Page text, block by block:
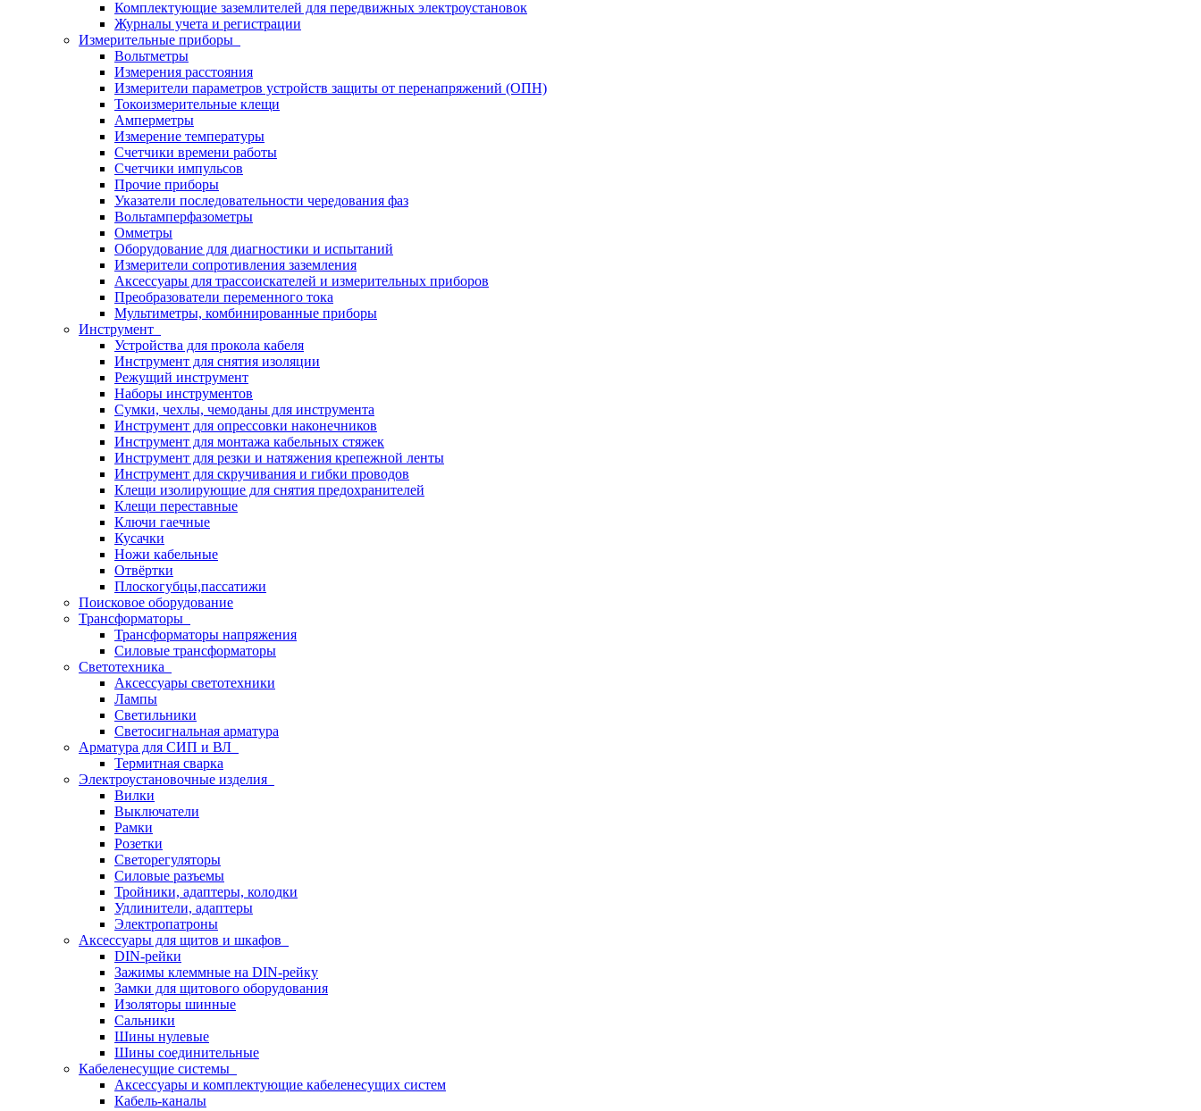
Комплектующие заземлителей для передвижных электроустановок
Журналы учета и регистрации
Измерительные приборы
Вольтметры
Измерения расстояния
Измерители параметров устройств защиты от перенапряжений (ОПН)
Токоизмерительные клещи
Амперметры
Измерение температуры
Счетчики времени работы
Счетчики импульсов
Прочие приборы
Указатели последовательности чередования фаз
Вольтамперфазометры
Омметры
Оборудование для диагностики и испытаний
Измерители сопротивления заземления
Аксессуары для трассоискателей и измерительных приборов
Преобразователи переменного тока
Мультиметры, комбинированные приборы
Инструмент
Устройства для прокола кабеля
Инструмент для снятия изоляции
Режущий инструмент
Наборы инструментов
Сумки, чехлы, чемоданы для инструмента
Инструмент для опрессовки наконечников
Инструмент для монтажа кабельных стяжек
Инструмент для резки и натяжения крепежной ленты
Инструмент для скручивания и гибки проводов
Клещи изолирующие для снятия предохранителей
Клещи переставные
Ключи гаечные
Кусачки
Ножи кабельные
Отвёртки
Плоскогубцы,пассатижи
Поисковое оборудование
Трансформаторы
Трансформаторы напряжения
Силовые трансформаторы
Светотехника
Аксессуары светотехники
Лампы
Светильники
Светосигнальная арматура
Арматура для СИП и ВЛ
Термитная сварка
Электроустановочные изделия
Вилки
Выключатели
Рамки
Розетки
Светорегуляторы
Силовые разъемы
Тройники, адаптеры, колодки
Удлинители, адаптеры
Электропатроны
Аксессуары для щитов и шкафов
DIN-рейки
Зажимы клеммные на DIN-рейку
Замки для щитового оборудования
Изоляторы шинные
Сальники
Шины нулевые
Шины соединительные
Кабеленесущие системы
Аксессуары и комплектующие кабеленесущих систем
Кабель-каналы